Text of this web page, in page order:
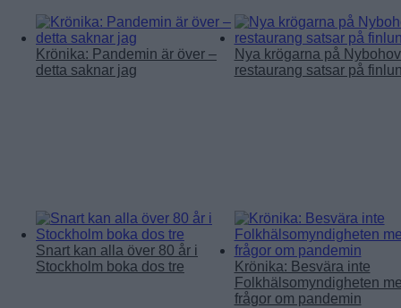
Krönika: Pandemin är över –
detta saknar jag
Nya krögarna på
restaurang satsar på
Snart kan alla över 80 år i
Stockholm boka dos tre
Krönika: Besvära inte
Folkhälsomyndigheten
frågor om pandemin